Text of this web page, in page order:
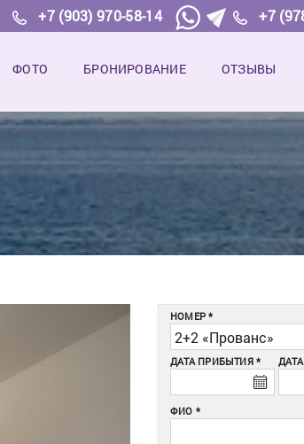
+7 (903) 970-58-14 +7
ФОТО БРОНИРОВАНИЕ ОТЗЫВЫ
НОМЕР
ДАТА ПРИБЫТИЯ
ФИО